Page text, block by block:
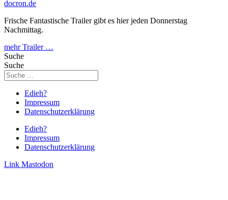
docron.de
Frische Fantastische Trailer gibt es hier jeden Donnerstag
Nachmittag.
mehr Trailer …
Suche
Suche
Edieh?
Impressum
Datenschutzerklärung
Edieh?
Impressum
Datenschutzerklärung
Link Mastodon